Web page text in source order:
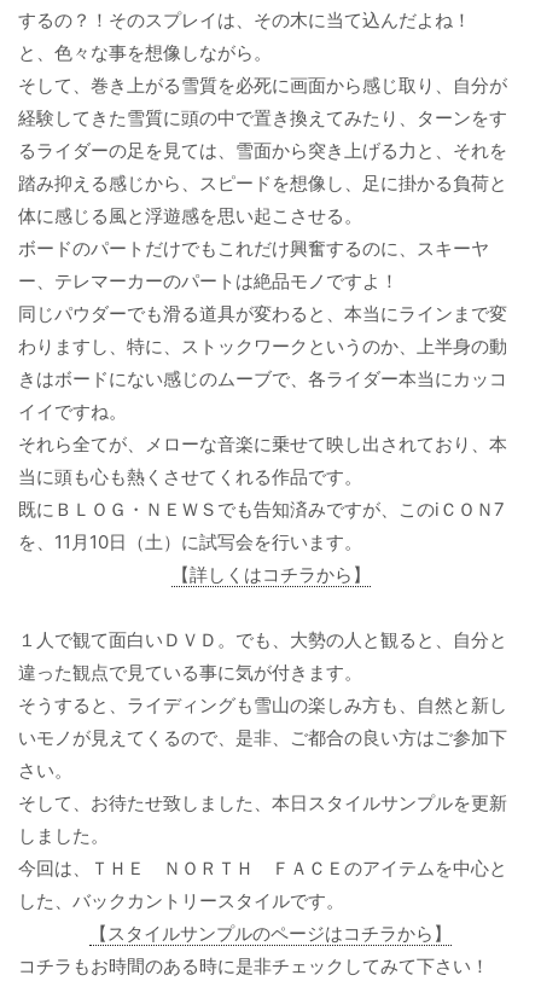
するの？！そのスプレイは、その木に当て込んだよね！
と、色々な事を想像しながら。
そして、巻き上がる雪質を必死に画面から感じ取り、自分が
経験してきた雪質に頭の中で置き換えてみたり、ターンをす
るライダーの足を見ては、雪面から突き上げる力と、それを
踏み抑える感じから、スピードを想像し、足に掛かる負荷と
体に感じる風と浮遊感を思い起こさせる。
ボードのパートだけでもこれだけ興奮するのに、スキーヤ
ー、テレマーカーのパートは絶品モノですよ！
同じパウダーでも滑る道具が変わると、本当にラインまで変
わりますし、特に、ストックワークというのか、上半身の動
きはボードにない感じのムーブで、各ライダー本当にカッコ
イイですね。
それら全てが、メローな音楽に乗せて映し出されており、本
当に頭も心も熱くさせてくれる作品です。
既にＢＬＯＧ・ＮＥＷＳでも告知済みですが、このiＣＯＮ7
を、11月10日（土）に試写会を行います。
【詳しくはコチラから】
１人で観て面白いＤＶＤ。でも、大勢の人と観ると、自分と
違った観点で見ている事に気が付きます。
そうすると、ライディングも雪山の楽しみ方も、自然と新し
いモノが見えてくるので、是非、ご都合の良い方はご参加下
さい。
そして、お待たせ致しました、本日スタイルサンプルを更新
しました。
今回は、ＴＨＥ ＮＯＲＴＨ ＦＡＣＥのアイテムを中心と
した、バックカントリースタイルです。
【スタイルサンプルのページはコチラから】
コチラもお時間のある時に是非チェックしてみて下さい！